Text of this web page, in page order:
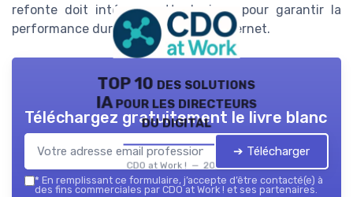
refonte doit intégrer cette logique pour garantir la
performance durable de votre site internet.
TOP 10 des solutions
IA pour les directeurs
du digital
CDO at Work ! — 2026
Téléchargez gratuitement le livre blanc
➔ Télécharger
* En remplissant ce formulaire, j’accepte d’être contacté(e) à
des fins commerciales par CDO at Work ! et ses partenaires.